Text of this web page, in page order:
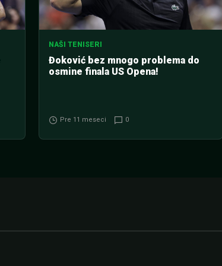
NAŠI TENISERI
Đoković bez mnogo problema do
osmine finala US Opena!
Pre 11 meseci 0